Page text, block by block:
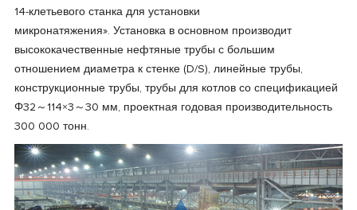
14-клетьевого станка для установки
микронатяжения». Установка в основном производит
высококачественные нефтяные трубы с большим
отношением диаметра к стенке (D/S), линейные трубы,
конструкционные трубы, трубы для котлов со спецификацией
Φ32～114×3～30 мм, проектная годовая производительность
300 000 тонн.